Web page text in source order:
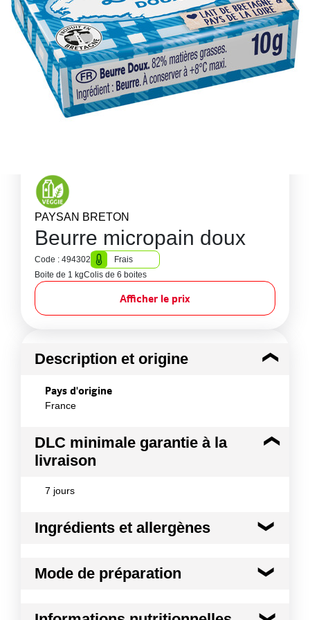
PAYSAN BRETON
Beurre micropain doux
Code : 494302
Frais
Boite de 1 kgColis de 6 boites
Afficher le prix
Description et origine
Pays d'origine
France
DLC minimale garantie à la
livraison
7 jours
Ingrédients et allergènes
Beurre (crème pasteurisée, ferments lactiques)
Mode de préparation